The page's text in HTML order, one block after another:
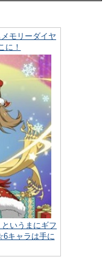
モリーダイヤ
に！
というまにギフ
キャラは手に